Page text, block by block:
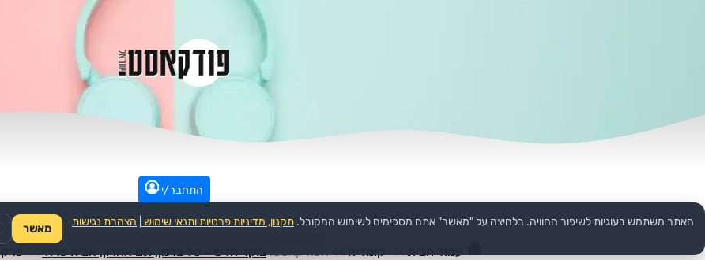
התחבר/י
עמוד הבית >> קומדיה >>הפודקאסט: בוקר חדש - טל ברמן, תם אהרון, אביה פרחי >>פרק
האתר משתמש בעוגיות לשיפור החוויה. בלחיצה על "מאשר" אתם מסכימים לשימוש המקובל. תקנון, מדיניות פרטיות ותנאי שימוש הצהרת נגישות
מאשר